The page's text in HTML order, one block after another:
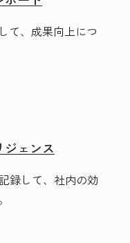
て、成果向上につ
ジェンス
録して、社内の効